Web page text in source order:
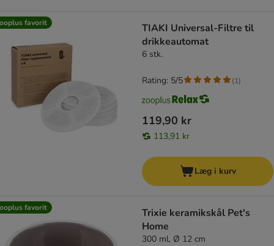
favorit
TIAKI Universal-Filtre til
drikkeautomat
6 stk.
119,90 kr
113,91 kr
Rating: 5/5 (1)
Læg i kurv
favorit
Trixie keramikskål Pet's
Home
300 ml, Ø 12 cm